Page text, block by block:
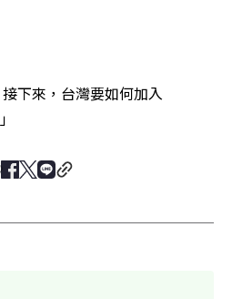
下來，台灣要如何加入